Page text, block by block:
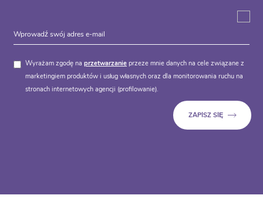
Wyrażam zgodę na przetwarzanie przeze mnie danych na cele związane z
marketingiem produktów i usług własnych oraz dla monitorowania ruchu na
stronach internetowych agencji (profilowanie).